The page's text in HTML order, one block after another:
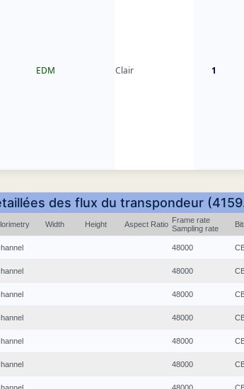
EDM Clair 1
des flux du transpondeur
Width Height Aspect Ratio Frame rate
Sampling rate
48000
48000
48000
48000
48000
48000